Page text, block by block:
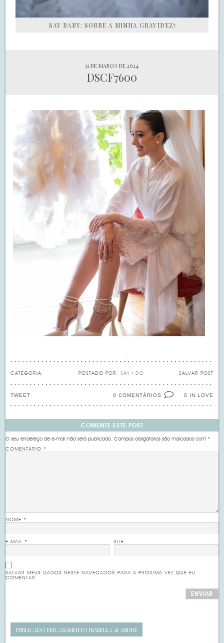
SAY BABY: SOBRE A MINHA GRAVIDEZ!
11 de março de 2024
DSCF7600
CATEGORIA: SALVAR POST
POSTADO POR: SAY I DO
0 IN LOVE
0 COMENTÁRIOS
TWEET
COMENTE ESTE POST
O seu endereço de e-mail não será publicado. Campos obrigatórios são marcados com*
COMENTÁRIO*
NOME*
E-MAIL* SITE
SALVAR MEUS DADOS NESTE NAVEGADOR PARA A PRÓXIMA VEZ QUE EU
COMENTAR.
PUBLICADO EMCASAMENTO ISABELLA & ANDRÉ